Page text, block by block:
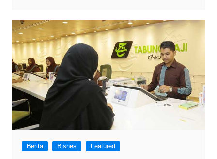
Berita Bisnes Featured